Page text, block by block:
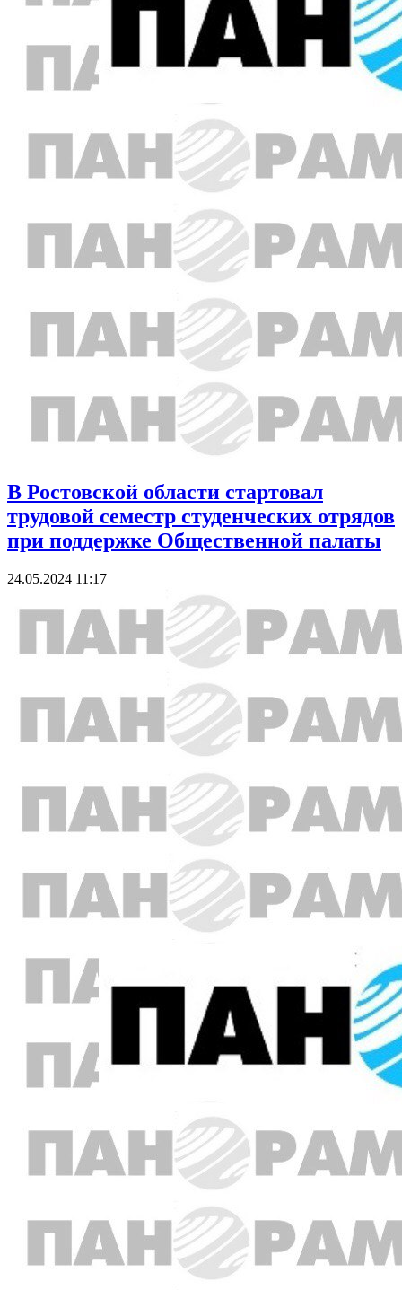
В Ростовской области стартовал
трудовой семестр студенческих отрядов
при поддержке Общественной палаты
24.05.2024 11:17